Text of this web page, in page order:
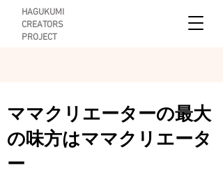
HAGUKUMI
CREATORS
PROJECT
ママクリエーターの最大
の味方はママクリエータ
ー